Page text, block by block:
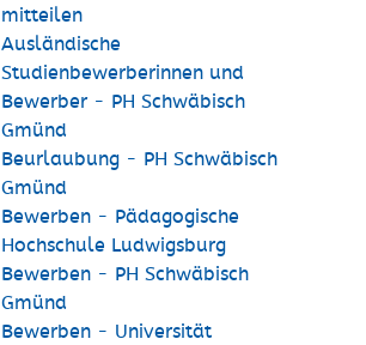
mitteilen
Ausländische
Studienbewerberinnen und
Bewerber - PH Schwäbisch
Gmünd
Beurlaubung - PH Schwäbisch
Gmünd
Bewerben - Pädagogische
Hochschule Ludwigsburg
Bewerben - PH Schwäbisch
Gmünd
Bewerben - Universität